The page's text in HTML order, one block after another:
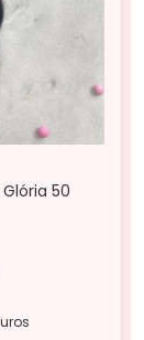
Glória 50